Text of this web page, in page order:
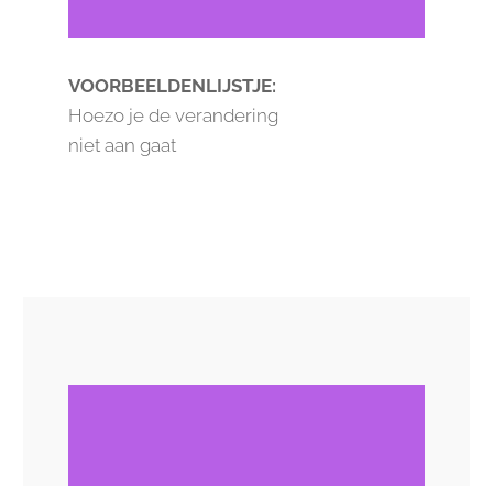
VOORBEELDENLIJSTJE:
Hoezo je de verandering
niet aan gaat